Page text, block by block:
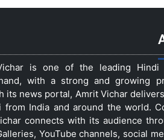
is one of the leading Hindi
with a strong and growing
its news portal, Amrit Vichar
from India and around the world.
connects with its audience
YouTube channels, social